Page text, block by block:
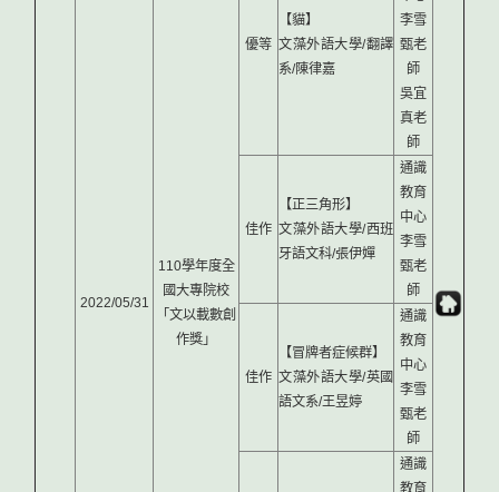
2022/05/31
110學年度全
國大專院校
「文以載數創
作獎」
優等
【貓】
文藻外語大學/翻譯
系/陳律嘉
李雪
甄老
師
吳宜
真老
師
佳作
【正三角形】
文藻外語大學/西班
牙語文科/張伊嬋
通識
教育
中心
李雪
甄老
師
佳作
【冒牌者症候群】
文藻外語大學/英國
語文系/王昱婷
通識
教育
中心
李雪
甄老
師
通識
教育